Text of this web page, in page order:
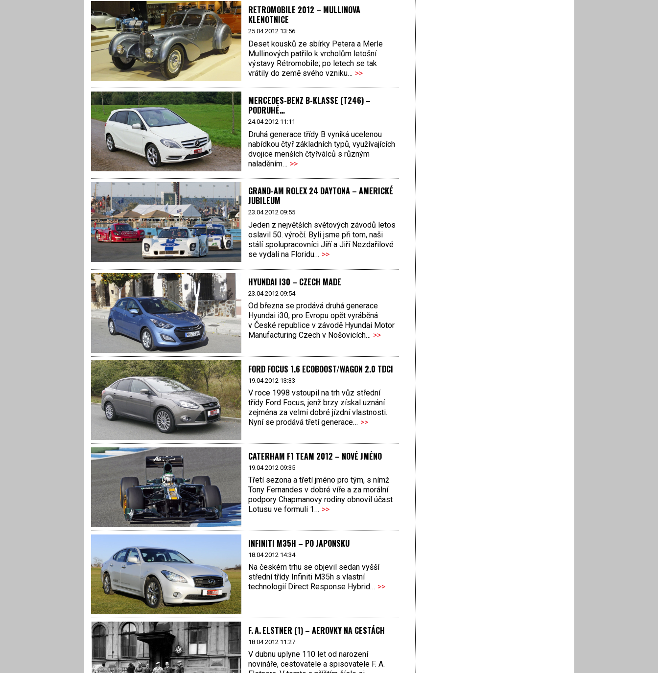
RETROMOBILE 2012 – MULLINOVA
KLENOTNICE
25.04.2012 13:56
Deset kousků ze sbírky Petera a Merle
Mullinových patřilo k vrcholům letošní
výstavy Rétromobile; po letech se tak
vrátily do země svého vzniku… >>
MERCEDES-BENZ B-KLASSE (T246) –
PODRUHÉ…
24.04.2012 11:11
Druhá generace třídy B vyniká ucelenou
nabídkou čtyř základních typů, využívajících
dvojice menších čtyřválců s různým
naladěním… >>
GRAND-AM ROLEX 24 DAYTONA – AMERICKÉ
JUBILEUM
23.04.2012 09:55
Jeden z největších světových závodů letos
oslavil 50. výročí. Byli jsme při tom, naši
stálí spolupracovníci Jiří a Jiří Nezdařilové
se vydali na Floridu… >>
HYUNDAI I30 – CZECH MADE
23.04.2012 09:54
Od března se prodává druhá generace
Hyundai i30, pro Evropu opět vyráběná
v České republice v závodě Hyundai Motor
Manufacturing Czech v Nošovicích… >>
FORD FOCUS 1.6 ECOBOOST/WAGON 2.0 TDCI
19.04.2012 13:33
V roce 1998 vstoupil na trh vůz střední
třídy Ford Focus, jenž brzy získal uznání
zejména za velmi dobré jízdní vlastnosti.
Nyní se prodává třetí generace… >>
CATERHAM F1 TEAM 2012 – NOVÉ JMÉNO
19.04.2012 09:35
Třetí sezona a třetí jméno pro tým, s nímž
Tony Fernandes v dobré víře a za morální
podpory Chapmanovy rodiny obnovil účast
Lotusu ve formuli 1… >>
INFINITI M35H – PO JAPONSKU
18.04.2012 14:34
Na českém trhu se objevil sedan vyšší
střední třídy Infiniti M35h s vlastní
technologií Direct Response Hybrid… >>
F. A. ELSTNER (1) – AEROVKY NA CESTÁCH
18.04.2012 11:27
V dubnu uplyne 110 let od narození
novináře, cestovatele a spisovatele F. A.